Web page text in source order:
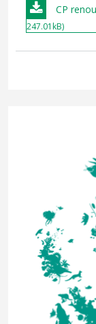
CP
247.01kB)